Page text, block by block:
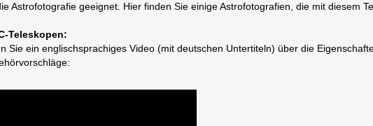
Astrofotografie geeignet. Hier finden Sie einige Astrofotografien, die mit diesem
Teleskopen:
Sie ein englischsprachiges Video (mit deutschen Untertiteln) über die